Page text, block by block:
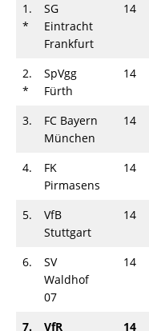
1.
*
SG
Eintracht
Frankfurt
14
2.
*
SpVgg
Fürth
14
3.
FC Bayern
München
14
4.
FK
Pirmasens
14
5.
VfB
Stuttgart
14
6.
SV
Waldhof
07
14
7. VfR 14